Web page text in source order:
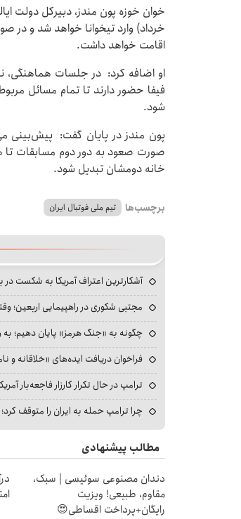
اقامت خواهد داشت.
او اضافه کرد: در جلسات هماهنگی،
فیفا حضور دارند تا تمام مسائل
شود.
پون مندز در پایان گفت: پیش‌بینی
صورت صعود به دور دوم مسابقات تا
خانه دومشان تبدیل شود.
برچسب‌ها تیم ملی فوتبال ایران
آشکارترین اعتراف آمریکا به شکست در
مجتبی شکوری در راهپیمایی اربعین؛
چگونه به «جنگ هرمز» پایان دهیم؛ به
فراخوان دریافت ایده‌های «خلاقانه و
ترامپ در حال تکرار کارزار فاجعه‌بار
چرا ترامپ حمله به ایران را متوقف
مطالب پیشنهادی
دندان مصنوعی سوئیسی | سبک،
مقاوم، طبیعی! ویزیت
رایگان+پرداخت اقساطی😍